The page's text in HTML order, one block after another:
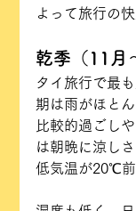
よって旅行の
乾季（11月
タイ旅行で最
期は雨がほと
比較的過ごし
は朝晩に涼し
低気温が20℃前